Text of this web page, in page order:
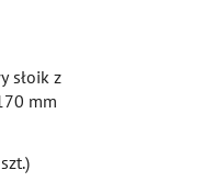
słoik z
mm